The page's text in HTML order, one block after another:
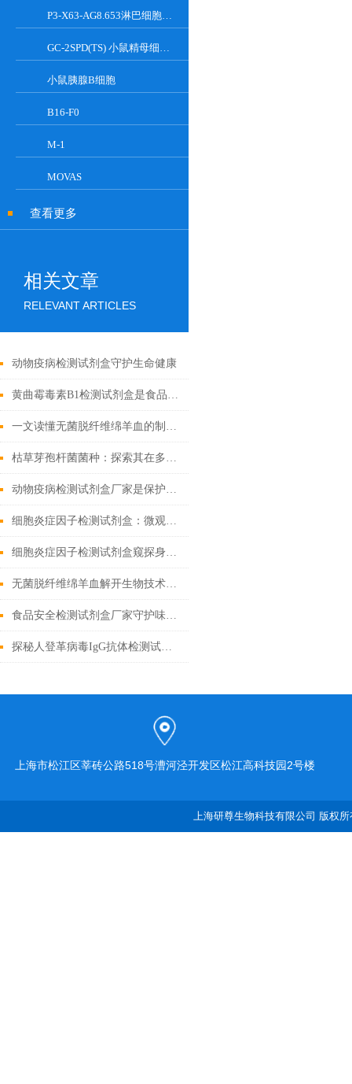
P3-X63-AG8.653淋巴细胞小鼠骨髓瘤细胞
GC-2SPD(TS) 小鼠精母细胞系
小鼠胰腺Β细胞
B16-F0
M-1
MOVAS
查看更多
相关文章
RELEVANT ARTICLES
动物疫病检测试剂盒守护生命健康
黄曲霉毒素B1检测试剂盒是食品安全的新工具
一文读懂无菌脱纤维绵羊血的制备工艺
枯草芽孢杆菌菌种：探索其在多个领域中的实际应用
动物疫病检测试剂盒厂家是保护动物健康的重要环节
细胞炎症因子检测试剂盒：微观战场里的“情报解码器”
细胞炎症因子检测试剂盒窥探身体内部的战争
无菌脱纤维绵羊血解开生物技术的奇迹
食品安全检测试剂盒厂家守护味蕾的守护者
探秘人登革病毒IgG抗体检测试剂盒：科学守护健康防线
上海市松江区莘砖公路518号漕河泾开发区松江高科技园2号楼
上海研尊生物科技有限公司 版权